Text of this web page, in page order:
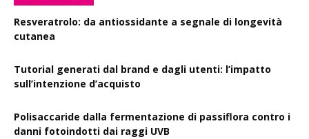
Resveratrolo: da antiossidante a segnale di longevità
cutanea
Tutorial generati dal brand e dagli utenti: l’impatto
sull’intenzione d’acquisto
Polisaccaride dalla fermentazione di passiflora contro i
danni fotoindotti dai raggi UVB